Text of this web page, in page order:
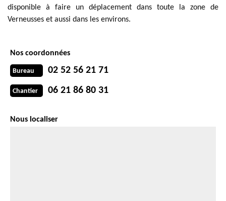
disponible à faire un déplacement dans toute la zone de
Verneusses et aussi dans les environs.
Nos coordonnées
Bureau 02 52 56 21 71
Chantier 06 21 86 80 31
Nous localiser